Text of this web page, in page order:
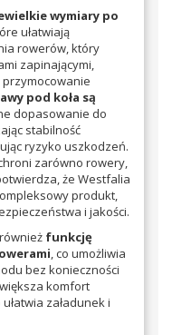
wymiary po
ułatwiają
rowerów, który
zapinającymi,
pod koła są
dopasowanie do
stabilność
ryzyko uszkodzeń.
zarówno rowery,
że Westfalia
produkt,
i jakości.
funkcję
, co umożliwia
bez konieczności
komfort
załadunek i